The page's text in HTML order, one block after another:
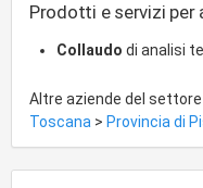
Prodotti e servizi per
Collaudo di analisi
Altre aziende del settore
Toscana > Provincia di